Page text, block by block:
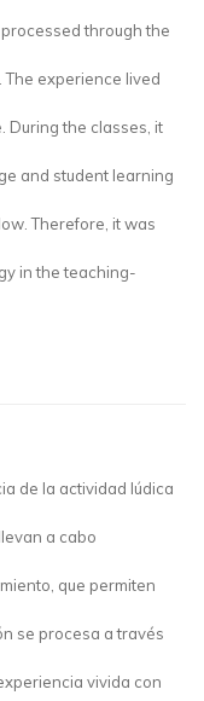
through the
experience lived
During the classes, it
and student learning
Therefore, it was
in the teaching-
de la actividad lúdica
a cabo
que permiten
se procesa a través
vivida con